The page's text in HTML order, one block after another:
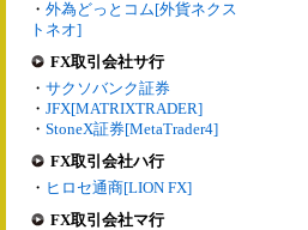
・ 外為どっとコム[外貨ネクス
トネオ]
FX取引会社サ行
・ サクソバンク証券
・ JFX[MATRIXTRADER]
・ StoneX証券[MetaTrader4]
FX取引会社ハ行
・ ヒロセ通商[LION FX]
FX取引会社マ行